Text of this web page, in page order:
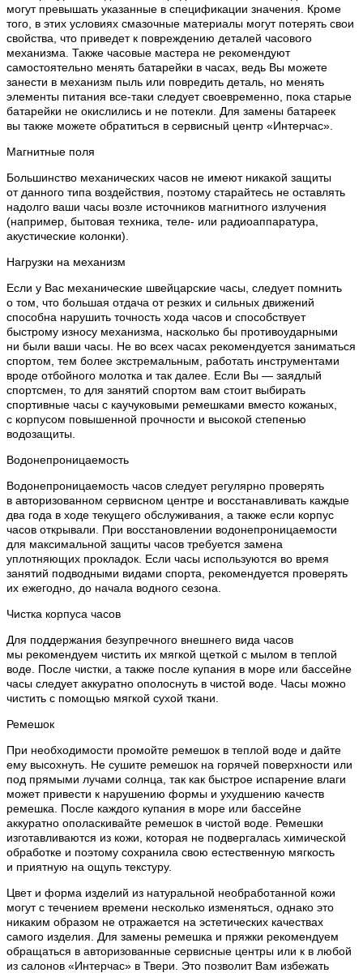
могут превышать указанные в спецификации значения. Кроме
того, в этих условиях смазочные материалы могут потерять свои
свойства, что приведет к повреждению деталей часового
механизма. Также часовые мастера не рекомендуют
самостоятельно менять батарейки в часах, ведь Вы можете
занести в механизм пыль или повредить деталь, но менять
элементы питания все-таки следует своевременно, пока старые
батарейки не окислились и не потекли. Для замены батареек
вы также можете обратиться в сервисный центр «Интерчас».
Магнитные поля
Большинство механических часов не имеют никакой защиты
от данного типа воздействия, поэтому старайтесь не оставлять
надолго ваши часы возле источников магнитного излучения
(например, бытовая техника, теле- или радиоаппаратура,
акустические колонки).
Нагрузки на механизм
Если у Вас механические швейцарские часы, следует помнить
о том, что большая отдача от резких и сильных движений
способна нарушить точность хода часов и способствует
быстрому износу механизма, насколько бы противоударными
ни были ваши часы. Не во всех часах рекомендуется заниматься
спортом, тем более экстремальным, работать инструментами
вроде отбойного молотка и так далее. Если Вы — заядлый
спортсмен, то для занятий спортом вам стоит выбирать
спортивные часы с каучуковыми ремешками вместо кожаных,
с корпусом повышенной прочности и высокой степенью
водозащиты.
Водонепроницаемость
Водонепроницаемость часов следует регулярно проверять
в авторизованном сервисном центре и восстанавливать каждые
два года в ходе текущего обслуживания, а также если корпус
часов открывали. При восстановлении водонепроницаемости
для максимальной защиты часов требуется замена
уплотняющих прокладок. Если часы используются во время
занятий подводными видами спорта, рекомендуется проверять
их ежегодно, до начала водного сезона.
Чистка корпуса часов
Для поддержания безупречного внешнего вида часов
мы рекомендуем чистить их мягкой щеткой с мылом в теплой
воде. После чистки, а также после купания в море или бассейне
часы следует аккуратно ополоснуть в чистой воде. Часы можно
чистить с помощью мягкой сухой ткани.
Ремешок
При необходимости промойте ремешок в теплой воде и дайте
ему высохнуть. Не сушите ремешок на горячей поверхности или
под прямыми лучами солнца, так как быстрое испарение влаги
может привести к нарушению формы и ухудшению качеств
ремешка. После каждого купания в море или бассейне
аккуратно ополаскивайте ремешок в чистой воде. Ремешки
изготавливаются из кожи, которая не подвергалась химической
обработке и поэтому сохранила свою естественную мягкость
и приятную на ощупь текстуру.
Цвет и форма изделий из натуральной необработанной кожи
могут с течением времени несколько изменяться, однако это
никаким образом не отражается на эстетических качествах
самого изделия. Для замены ремешка и пряжки рекомендуем
обращаться в авторизованные сервисные центры или к в любой
из салонов «Интерчас» в Твери. Это позволит Вам избежать